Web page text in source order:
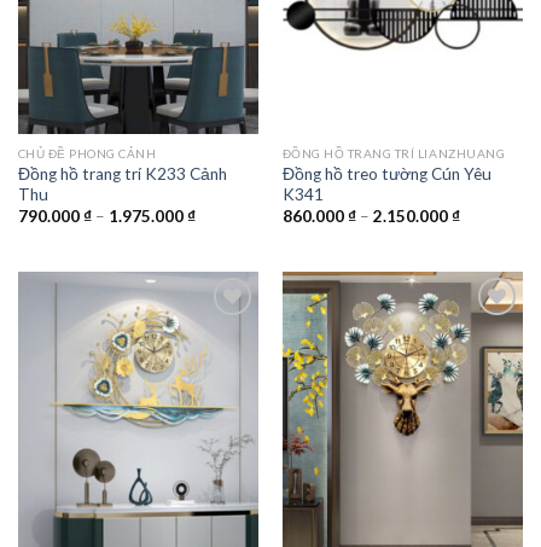
CHỦ ĐỀ PHONG CẢNH
Đồng hồ trang trí K233 Cảnh
Thu
790.000₫ – 1.975.000₫Khoảng
đến
1.975.000 ₫
ĐỒNG HỒ TRANG TRÍ LIANZHUANG
Đồng hồ treo tường Cún Yêu
K341
860.000₫ – 2.150.000₫Khoảng
đến
2.150.000
wishlist
Add to
wishlist